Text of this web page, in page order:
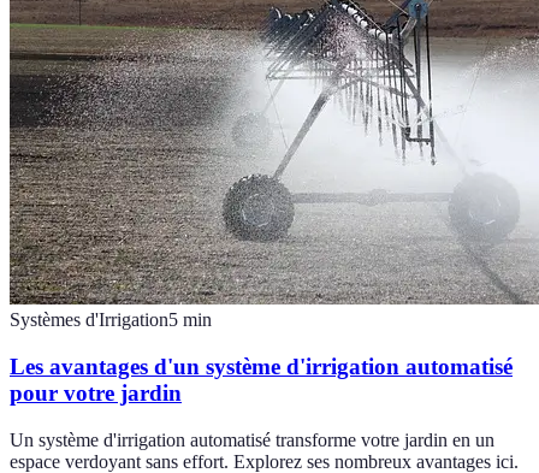
Systèmes d'Irrigation5 min
Les avantages d'un système d'irrigation automatisé
pour votre jardin
Un système d'irrigation automatisé transforme votre jardin en un
espace verdoyant sans effort. Explorez ses nombreux avantages ici.